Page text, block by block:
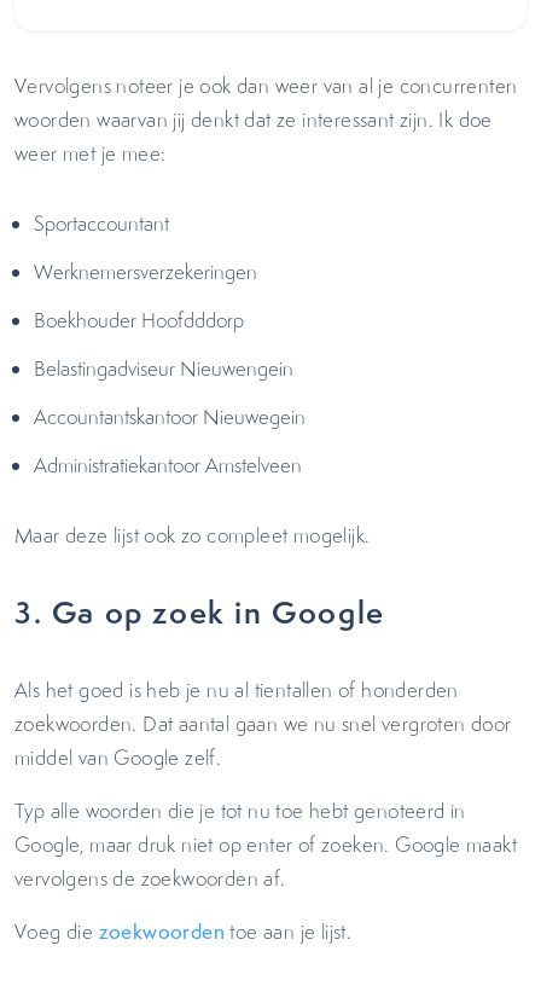
Vervolgens noteer je ook dan weer van al je concurrenten
woorden waarvan jij denkt dat ze interessant zijn. Ik doe
weer met je mee:
Sportaccountant
Werknemersverzekeringen
Boekhouder Hoofdddorp
Belastingadviseur Nieuwengein
Accountantskantoor Nieuwegein
Administratiekantoor Amstelveen
Maar deze lijst ook zo compleet mogelijk.
3. Ga op zoek in Google
Als het goed is heb je nu al tientallen of honderden
zoekwoorden. Dat aantal gaan we nu snel vergroten door
middel van Google zelf.
Typ alle woorden die je tot nu toe hebt genoteerd in
Google, maar druk niet op enter of zoeken. Google maakt
vervolgens de zoekwoorden af.
Voeg die zoekwoorden toe aan je lijst.